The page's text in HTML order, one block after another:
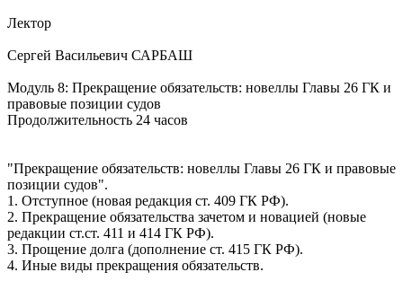
Лектор
Сергей Васильевич САРБАШ
Модуль 8: Прекращение обязательств: новеллы Главы 26 ГК и
правовые позиции судов
Продолжительность 24 часов
"Прекращение обязательств: новеллы Главы 26 ГК и правовые
позиции судов".
1. Отступное (новая редакция ст. 409 ГК РФ).
2. Прекращение обязательства зачетом и новацией (новые
редакции ст.ст. 411 и 414 ГК РФ).
3. Прощение долга (дополнение ст. 415 ГК РФ).
4. Иные виды прекращения обязательств.